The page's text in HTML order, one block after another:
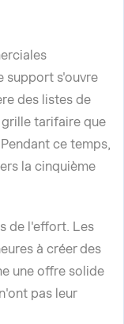
support s'ouvre
des listes de
tarifaire que
ce temps,
la cinquième
de l'effort. Les
à créer des
une offre solide
pas leur